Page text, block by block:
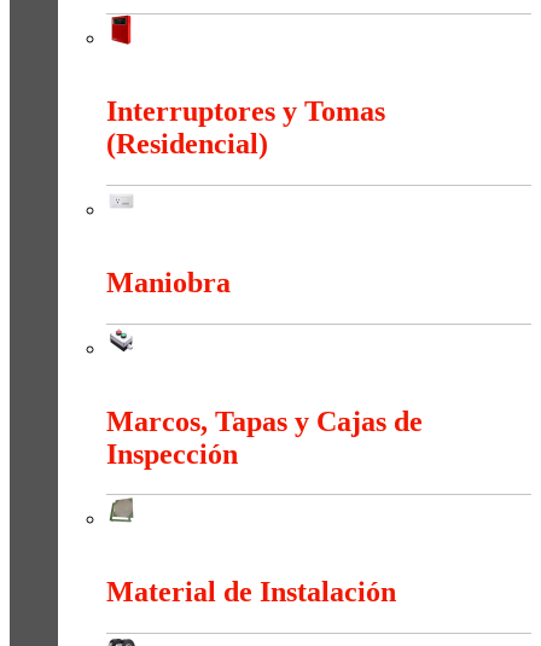
Interruptores y Tomas
(Residencial)
Maniobra
Marcos, Tapas y Cajas de
Inspección
Material de Instalación